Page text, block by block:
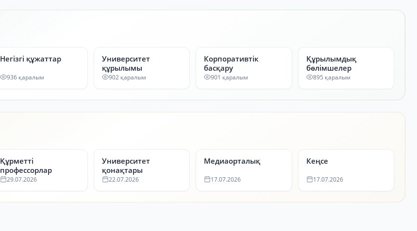
Негізгі құжаттар
936 қаралым
Университет
құрылымы
902 қаралым
Корпоративтік
басқару
901 қаралым
Құрылымдық
бөлімшелер
895 қаралым
Құрметті
профессорлар
29.07.2026
Университет
қонақтары
22.07.2026
Медиаорталық
17.07.2026
Кеңсе
17.07.2026